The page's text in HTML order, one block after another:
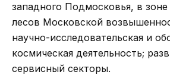
западного Подмосковья, в
лесов Московской
научно-исследовательская и
космическая деятельность;
сервисный секторы.